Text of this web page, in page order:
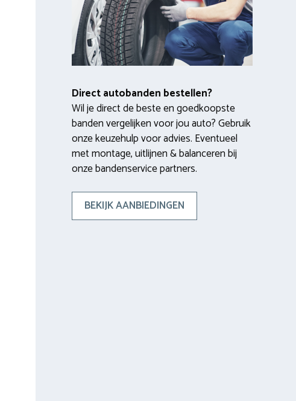
Direct autobanden bestellen?
Wil je direct de beste en goedkoopste
banden vergelijken voor jou auto? Gebruik
onze keuzehulp voor advies. Eventueel
met montage, uitlijnen & balanceren bij
onze bandenservice partners.
BEKIJK AANBIEDINGEN